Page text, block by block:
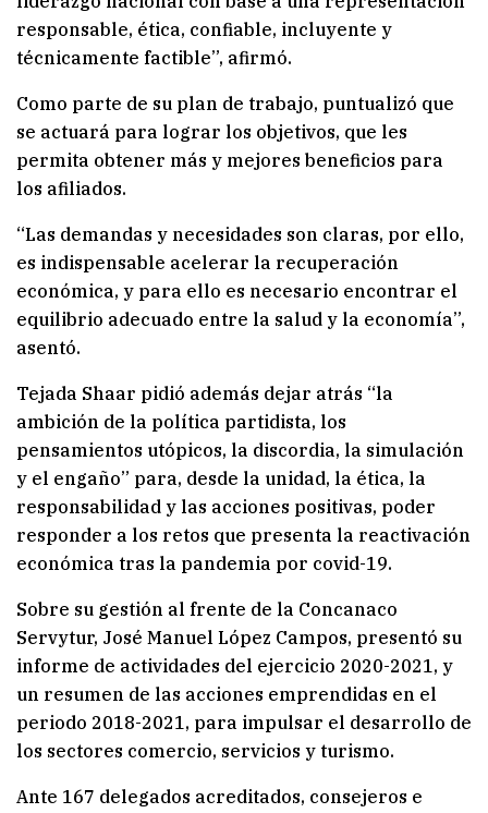
responsable, ética, confiable, incluyente y
técnicamente factible”, afirmó.
Como parte de su plan de trabajo, puntualizó que
se actuará para lograr los objetivos, que les
permita obtener más y mejores beneficios para
los afiliados.
“Las demandas y necesidades son claras, por ello,
es indispensable acelerar la recuperación
económica, y para ello es necesario encontrar el
equilibrio adecuado entre la salud y la economía”,
asentó.
Tejada Shaar pidió además dejar atrás “la
ambición de la política partidista, los
pensamientos utópicos, la discordia, la simulación
y el engaño” para, desde la unidad, la ética, la
responsabilidad y las acciones positivas, poder
responder a los retos que presenta la reactivación
económica tras la pandemia por covid-19.
Sobre su gestión al frente de la Concanaco
Servytur, José Manuel López Campos, presentó su
informe de actividades del ejercicio 2020-2021, y
un resumen de las acciones emprendidas en el
periodo 2018-2021, para impulsar el desarrollo de
los sectores comercio, servicios y turismo.
Ante 167 delegados acreditados, consejeros e